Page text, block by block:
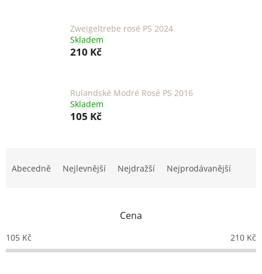
Zweigeltrebe rosé PS 2024
Skladem
210 Kč
Rulandské Modré Rosé PS 2016
Skladem
105 Kč
p
r
o
Abecedně Nejlevnější Nejdražší Nejprodávanější
Cena
105 Kč 210 Kč